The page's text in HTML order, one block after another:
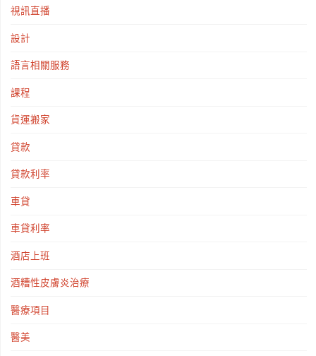
視訊直播
設計
語言相關服務
課程
貨運搬家
貸款
貸款利率
車貸
車貸利率
酒店上班
酒糟性皮膚炎治療
醫療項目
醫美